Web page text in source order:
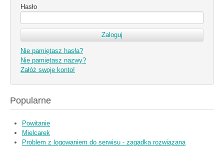
Hasło
Nie pamiętasz hasła?
Nie pamiętasz nazwy?
Załóż swoje konto!
Popularne
Powitanie
Mielcarek
Problem z logowaniem do serwisu - zagadka rozwiązana